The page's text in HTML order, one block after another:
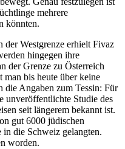
mehrere
könnten.
der Westgrenze erhielt Fivaz
hingegen ihre
der Grenze zu Österreich
bis heute über keine
die Angaben zum Tessin: Für
unveröffentlichte Studie des
seit längerem bekannt ist.
gut 6000 jüdischen
die Schweiz gelangten.
worden.